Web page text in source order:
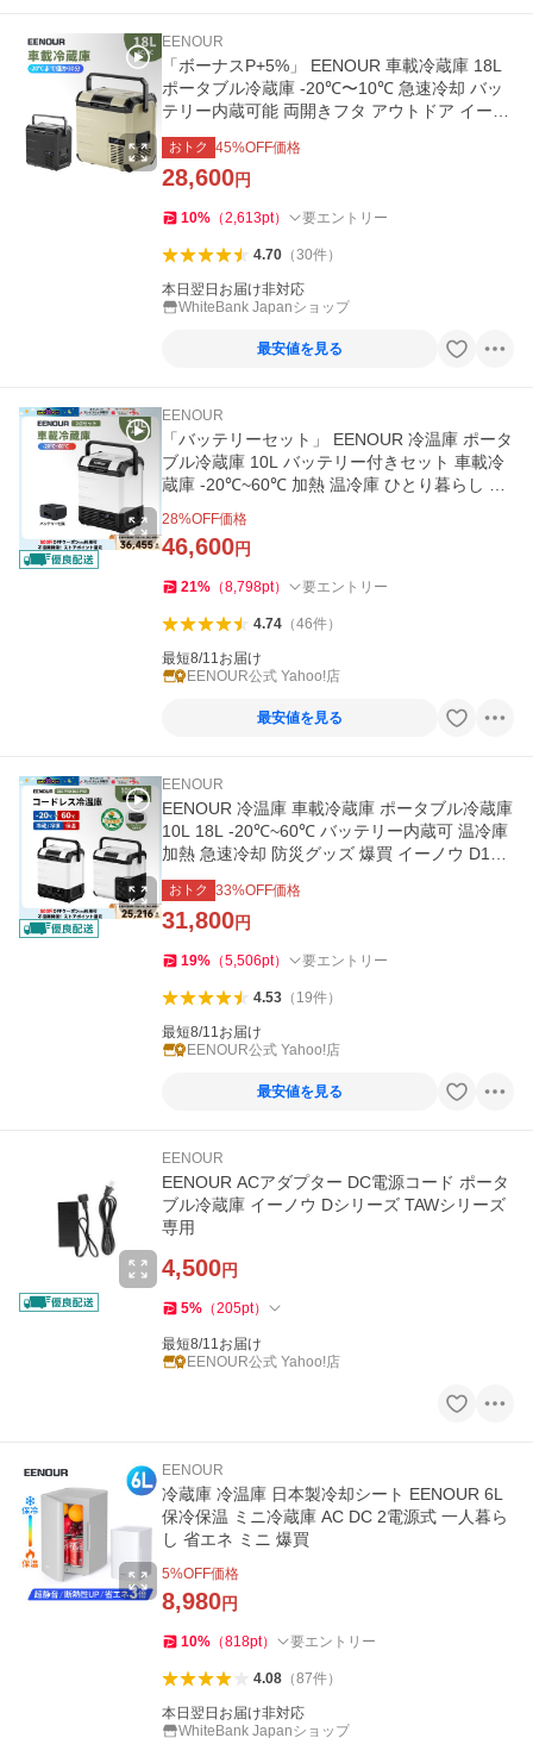
EENOUR
「ボーナスP+5%」 EENOUR 車載冷蔵庫 18L
ポータブル冷蔵庫 -20℃〜10℃ 急速冷却 バッ
テリー内蔵可能 両開きフタ アウトドア イーノ
ウ D18
おトク 45%OFF価格
28,600円
10% （2,613pt） 要エントリー
4.70（30件）
本日翌日お届け非対応
WhiteBank Japanショップ
最安値を見る
EENOUR
「バッテリーセット」 EENOUR 冷温庫 ポータ
ブル冷蔵庫 10L バッテリー付きセット 車載冷
蔵庫 -20℃~60℃ 加熱 温冷庫 ひとり暮らし 防
28%OFF価格
46,600円
21% （8,798pt） 要エントリー
4.74（46件）
最短8/11お届け
EENOUR公式 Yahoo!店
最安値を見る
EENOUR
EENOUR 冷温庫 車載冷蔵庫 ポータブル冷蔵庫
10L 18L -20℃~60℃ バッテリー内蔵可 温冷庫
加熱 急速冷却 防災グッズ 爆買 イーノウ D10P
RO D18PRO
おトク 33%OFF価格
31,800円
19% （5,506pt） 要エントリー
4.53（ 19件）
最短8/11お届け
EENOUR公式 Yahoo!店
最安値を見る
EENOUR
EENOUR ACアダプター DC電源コード ポータ
ブル冷蔵庫 イーノウ Dシリーズ TAWシリーズ
専用
4,500円
5% （205pt）
最短8/11お届け
EENOUR公式 Yahoo!店
EENOUR
冷蔵庫 冷温庫 日本製冷却シート EENOUR 6L
保冷保温 ミニ冷蔵庫 AC DC 2電源式 一人暮ら
し 省エネ ミニ 爆買
5%OFF価格
8,980円
10% （818pt） 要エントリー
4.08（87件）
本日翌日お届け非対応
WhiteBank Japanショップ